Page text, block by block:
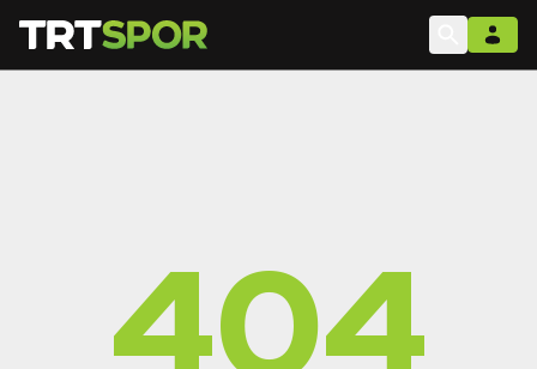
404